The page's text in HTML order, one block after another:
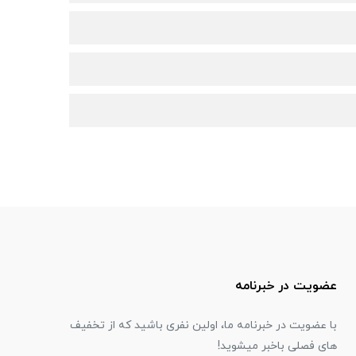
عضویت در خبرنامه
با عضویت در خبرنامه ما، اولین نفری باشید که از تخفیف
های فصلی باخبر میشوید!